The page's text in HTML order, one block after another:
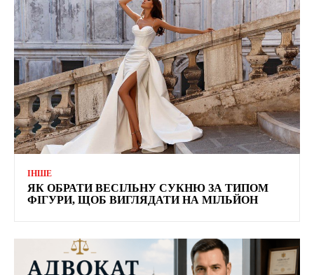
ІНШЕ
ЯК ОБРАТИ ВЕСІЛЬНУ СУКНЮ ЗА ТИПОМ
ФІГУРИ, ЩОБ ВИГЛЯДАТИ НА МІЛЬЙОН